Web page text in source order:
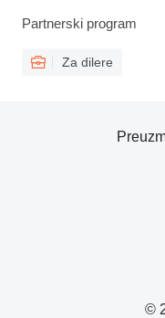
Partnerski program
Za dilere
©